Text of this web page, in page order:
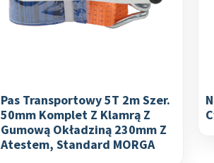
Pas Transportowy 5T 2m Szer.
50mm Komplet Z Klamrą Z
Gumową Okładziną 230mm Z
Atestem, Standard MORGA